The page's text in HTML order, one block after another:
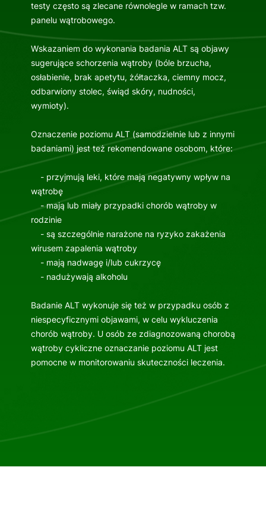
testy często są zlecane równolegle w ramach tzw.
panelu wątrobowego.
Wskazaniem do wykonania badania ALT są objawy
sugerujące schorzenia wątroby (bóle brzucha,
osłabienie, brak apetytu, żółtaczka, ciemny mocz,
odbarwiony stolec, świąd skóry, nudności,
wymioty).
Oznaczenie poziomu ALT (samodzielnie lub z innymi
badaniami) jest też rekomendowane osobom, które:
- przyjmują leki, które mają negatywny wpływ na
wątrobę
- mają lub miały przypadki chorób wątroby w
rodzinie
- są szczególnie narażone na ryzyko zakażenia
wirusem zapalenia wątroby
- mają nadwagę i/lub cukrzycę
- nadużywają alkoholu
Badanie ALT wykonuje się też w przypadku osób z
niespecyficznymi objawami, w celu wykluczenia
chorób wątroby. U osób ze zdiagnozowaną chorobą
wątroby cykliczne oznaczanie poziomu ALT jest
pomocne w monitorowaniu skuteczności leczenia.